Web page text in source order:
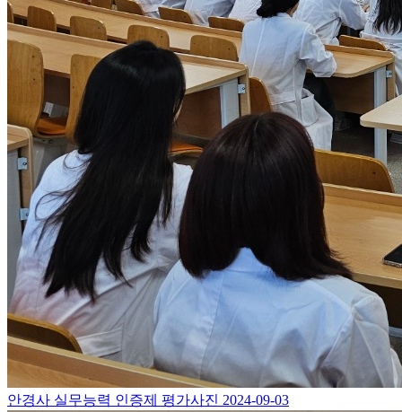
안경사 실무능력 인증제 평가사진 2024-09-03